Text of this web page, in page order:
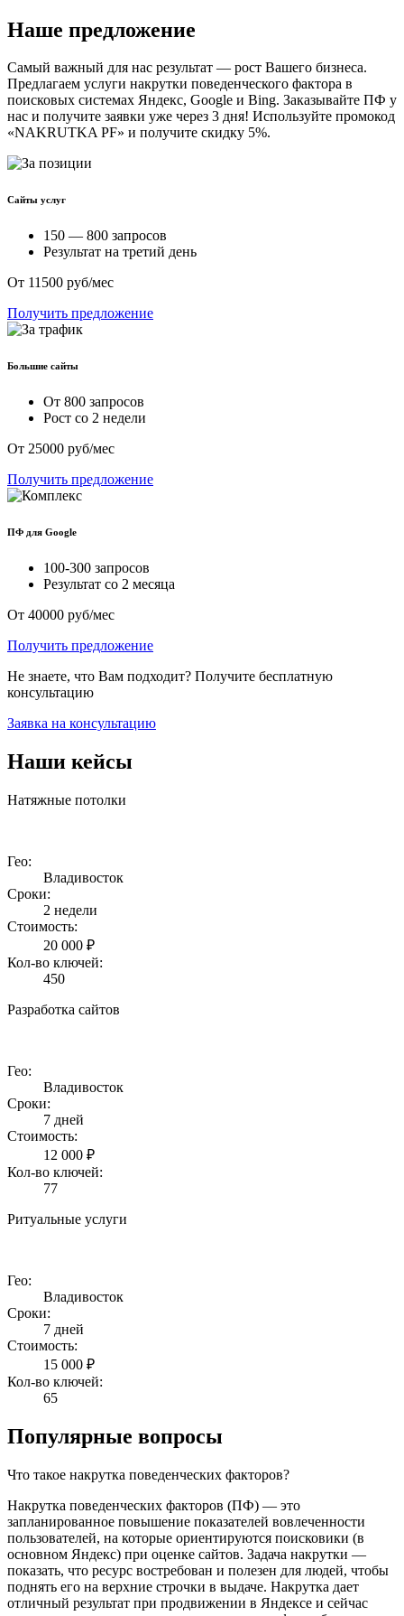
Наше предложение
Самый важный для нас результат — рост Вашего бизнеса.
Предлагаем услуги накрутки поведенческого фактора в
поисковых системах Яндекс, Google и Bing. Заказывайте ПФ у
нас и получите заявки уже через 3 дня! Используйте промокод
«NAKRUTKA PF» и получите скидку 5%.
Сайты услуг
150 — 800 запросов
Результат на третий день
От 11500 руб/мес
Получить предложение
Большие сайты
От 800 запросов
Рост со 2 недели
От 25000 руб/мес
Получить предложение
ПФ для Google
100-300 запросов
Результат со 2 месяца
От 40000 руб/мес
Получить предложение
Не знаете, что Вам подходит? Получите бесплатную
консультацию
Заявка на консультацию
Наши кейсы
Натяжные потолки
Гео:
Владивосток
Сроки:
2 недели
Стоимость:
20 000 ₽
Кол-во ключей:
450
Разработка сайтов
Гео:
Владивосток
Сроки:
7 дней
Стоимость:
12 000 ₽
Кол-во ключей:
77
Ритуальные услуги
Гео:
Владивосток
Сроки:
7 дней
Стоимость:
15 000 ₽
Кол-во ключей:
65
Популярные вопросы
Что такое накрутка поведенческих факторов?
Накрутка поведенческих факторов (ПФ) — это
запланированное повышение показателей вовлеченности
пользователей, на которые ориентируются поисковики (в
основном Яндекс) при оценке сайтов. Задача накрутки —
показать, что ресурс востребован и полезен для людей, чтобы
поднять его на верхние строчки в выдаче. Накрутка дает
отличный результат при продвижении в Яндексе и сейчас